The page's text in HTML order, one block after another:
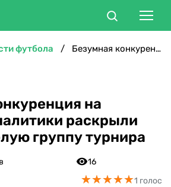
футбола Безумная конкуренция на ЧМ-2026: аналитики раскрыли самую тяжелую группу турнира
на
раскрыли
группу турнира
16
★★★★★
★★★★★1 голос